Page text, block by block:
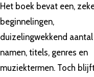
Het boek bevat een,
beginnelingen,
duizelingwekkend aantal
namen, titels, genres en
muziektermen. Toch